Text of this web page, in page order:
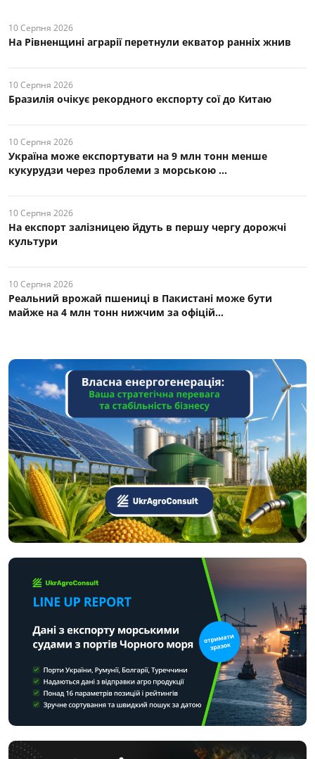
10 Серпня 2026
На Рівненщині аграрії перетнули екватор ранніх жнив
10 Серпня 2026
Бразилія очікує рекордного експорту сої до Китаю
10 Серпня 2026
Україна може експортувати на 9 млн тонн менше
кукурудзи через проблеми з морською ...
10 Серпня 2026
На експорт залізницею йдуть в першу чергу дорожчі
культури
10 Серпня 2026
Реальний врожай пшениці в Пакистані може бути
майже на 4 млн тонн нижчим за офіцій...